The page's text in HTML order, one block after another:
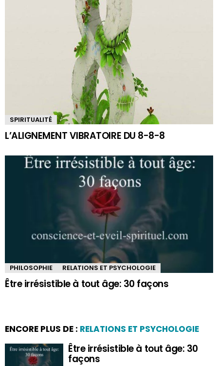
SPIRITUALITÉ
L’ALIGNEMENT VIBRATOIRE DU 8-8-8
PHILOSOPHIE RELATIONS ET PSYCHOLOGIE
Être irrésistible à tout âge: 30 façons
ENCORE PLUS DE : RELATIONS ET PSYCHOLOGIE
Être irrésistible à tout âge: 30
façons